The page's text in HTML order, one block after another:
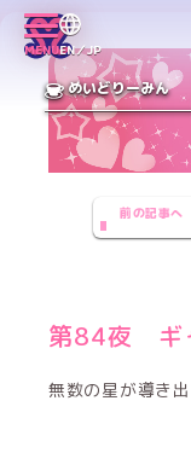
MENUEN／JP
めいどりーみん
前の記事へ
第84夜 ギ
無数の星が導き